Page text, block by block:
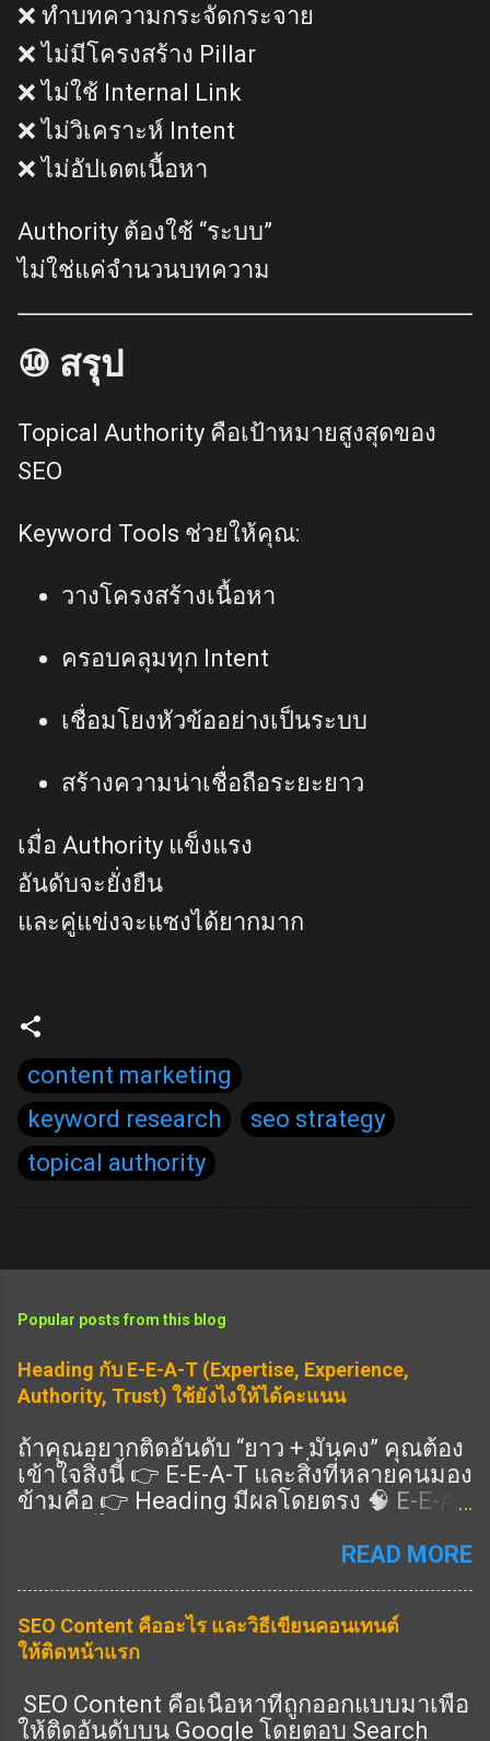
❌ ทำบทความกระจัดกระจาย
❌ ไม่มีโครงสร้าง Pillar
❌ ไม่ใช้ Internal Link
❌ ไม่วิเคราะห์ Intent
❌ ไม่อัปเดตเนื้อหา
Authority ต้องใช้ “ระบบ”
ไม่ใช่แค่จำนวนบทความ
⑩ สรุป
Topical Authority คือเป้าหมายสูงสุดของ
SEO
Keyword Tools ช่วยให้คุณ:
วางโครงสร้างเนื้อหา
ครอบคลุมทุก Intent
เชื่อมโยงหัวข้ออย่างเป็นระบบ
สร้างความน่าเชื่อถือระยะยาว
เมื่อ Authority แข็งแรง
อันดับจะยั่งยืน
และคู่แข่งจะแซงได้ยากมาก
content marketing
keyword research
seo strategy
topical authority
Popular posts from this blog
Heading กับ E-E-A-T (Expertise, Experience,
Authority, Trust) ใช้ยังไงให้ได้คะแนน
ถ้าคุณอยากติดอันดับ “ยาว + มั่นคง” คุณต้อง
เข้าใจสิ่งนี้ 👉 E-E-A-T และสิ่งที่หลายคนมอง
ข้ามคือ 👉 Heading มีผลโดยตรง 🧠 E-E-A-
ว่าเนื้อหาคุณ: Expertise (ความเชี่ยวชาญ)
ครบ = อันดับดีขึ้น 🎯 Heading ช่วย E-E-A-T
ยังไง ✔️ 1. แสดง Expertise 👉 ใช้ Heading
หัวข้อ “ประสบการณ์จริง” ✔️ 3. แสดง
READ MORE
SEO Content คืออะไร และวิธีเขียนคอนเทนต์
ให้ติดหน้าแรก
SEO Content คือเนื้อหาที่ถูกออกแบบมาเพื่อ
ให้ติดอันดับบน Google โดยตอบ Search